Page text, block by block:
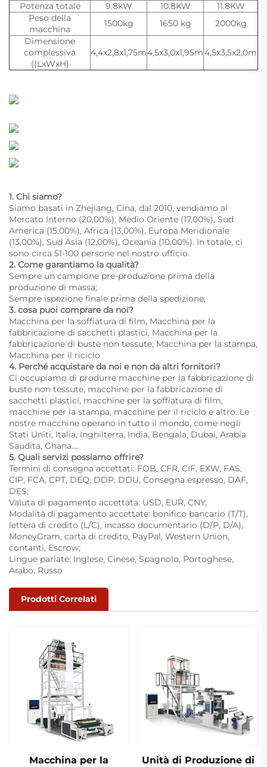
Potenza totale 9.8kW 10.8KW
11.8KW
Peso della
macchina
1500kg 1650 kg
2000kg
Dimensione
complessiva
((LxWxH)
4,4x2,8x1,75m4,5x3,0x1,95m4,5x3,5x2,0m
1. Chi siamo?
Siamo basati in Zhejiang, Cina, dal 2010, vendiamo al
Mercato Interno (20,00%), Medio Oriente (17,00%), Sud
America (15,00%), Africa (13,00%), Europa Meridionale
(13,00%), Sud Asia (12,00%), Oceania (10,00%). In totale, ci
sono circa 51-100 persone nel nostro ufficio.
2. Come garantiamo la qualità?
Sempre un campione pre-produzione prima della
produzione di massa;
Sempre ispezione finale prima della spedizione;
3. cosa puoi comprare da noi?
Macchina per la soffiatura di film, Macchina per la
fabbricazione di sacchetti plastici, Macchina per la
fabbricazione di buste non tessute, Macchina per la stampa,
Macchina per il riciclo
4. Perché acquistare da noi e non da altri fornitori?
Ci occupiamo di produrre macchine per la fabbricazione di
buste non tessute, macchine per la fabbricazione di
sacchetti plastici, macchine per la soffiatura di film,
macchine per la stampa, macchine per il riciclo e altro. Le
nostre macchine operano in tutto il mondo, come negli
Stati Uniti, Italia, Inghilterra, India, Bengala, Dubai, Arabia
Saudita, Ghana....
5. Quali servizi possiamo offrire?
Termini di consegna accettati: FOB, CFR, CIF, EXW, FAS,
CIP, FCA, CPT, DEQ, DDP, DDU, Consegna espresso, DAF,
DES;
Valuta di pagamento accettata: USD, EUR, CNY;
Modalità di pagamento accettate: bonifico bancario (T/T),
lettera di credito (L/C), incasso documentario (D/P, D/A),
MoneyGram, carta di credito, PayPal, Western Union,
contanti, Escrow;
Lingue parlate: Inglese, Cinese, Spagnolo, Portoghese,
Arabo, Russo
Prodotti Correlati
Macchina per la
Unità di Produzione di